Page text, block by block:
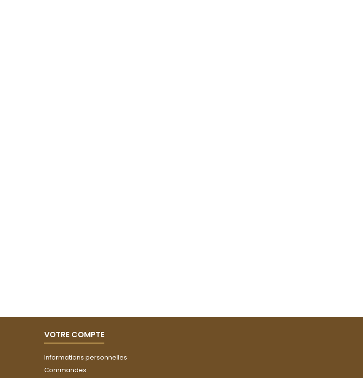
VOTRE COMPTE
Informations personnelles
Commandes